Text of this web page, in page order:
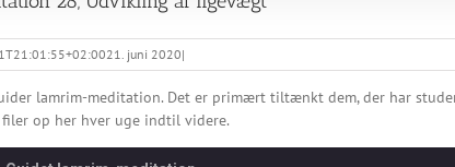
21. juni 2020|
lamrim-meditation. Det er primært tiltænkt dem, der har
op her hver uge indtil videre.